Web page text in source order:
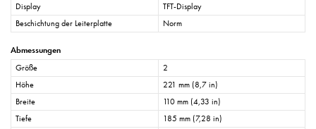
Display
TFT-Display
Beschichtung der Leiterplatte
Norm
Abmessungen
Größe
2
Höhe
221 mm (8,7 in)
Breite
110 mm (4,33 in)
Tiefe
185 mm (7,28 in)